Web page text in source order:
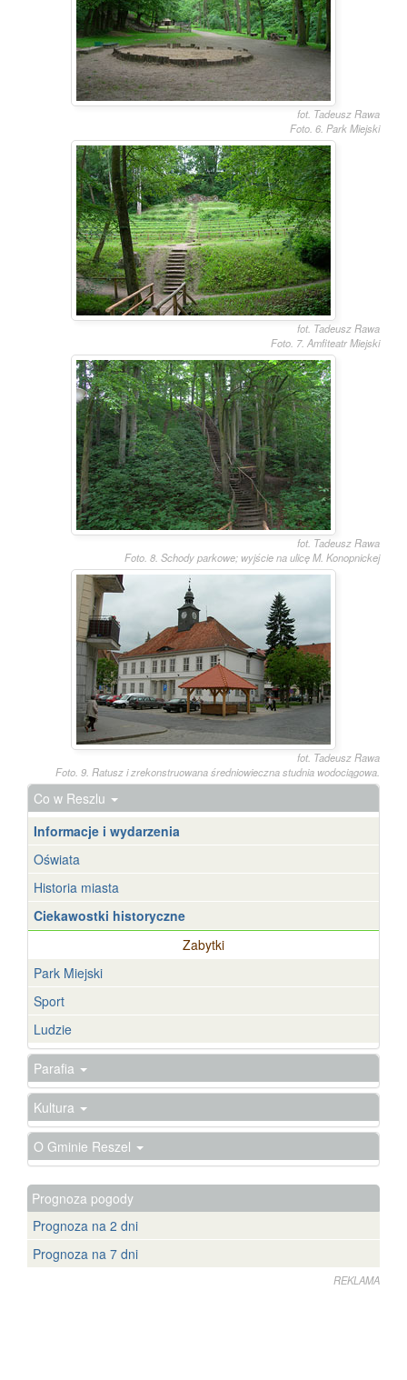
fot. Tadeusz Rawa
Foto. 6. Park Miejski
fot. Tadeusz Rawa
Foto. 7. Amfiteatr Miejski
fot. Tadeusz Rawa
Foto. 8. Schody parkowe; wyjście na ulicę M. Konopnickej
fot. Tadeusz Rawa
Foto. 9. Ratusz i zrekonstruowana średniowieczna studnia wodociągowa.
Co w Reszlu
Informacje i wydarzenia
Oświata
Historia miasta
Ciekawostki historyczne
Zabytki
Park Miejski
Sport
Ludzie
Parafia
Kultura
O Gminie Reszel
Prognoza pogody
Prognoza na 2 dni
Prognoza na 7 dni
REKLAMA